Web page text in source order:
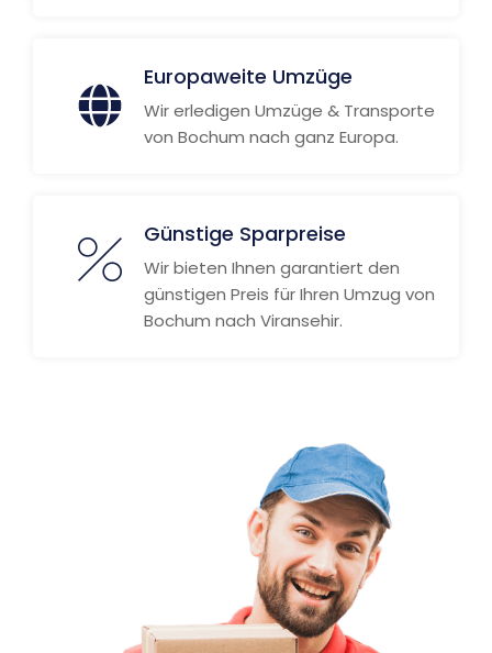
Europaweite Umzüge
Wir erledigen Umzüge & Transporte
von Bochum nach ganz Europa.
Günstige Sparpreise
Wir bieten Ihnen garantiert den
günstigen Preis für Ihren Umzug von
Bochum nach Viransehir.